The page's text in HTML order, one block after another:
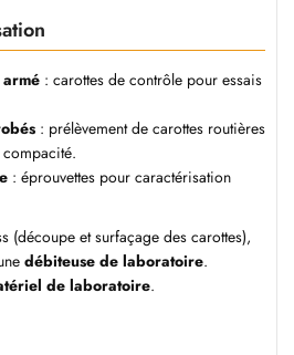
: carottes de contrôle pour essais
: prélèvement de carottes routières
: éprouvettes pour caractérisation
(découpe et surfaçage des carottes),
débiteuse de laboratoire.
de laboratoire.